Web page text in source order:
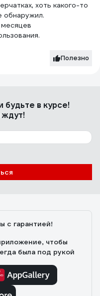
хоть какого-то
обнаружил.
Полезно
будьте в курсе!
ждут!
с гарантией!
чтобы
была под рукой